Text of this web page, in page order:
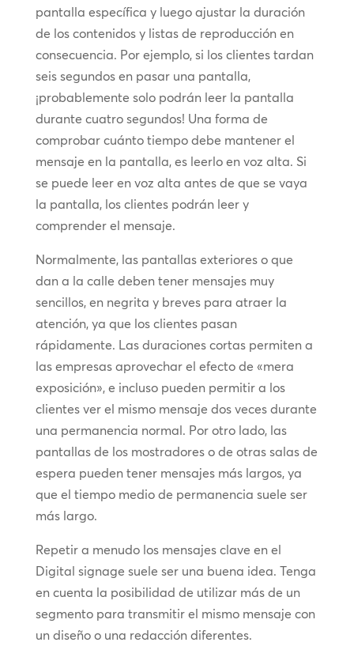
pantalla específica y luego ajustar la duración
de los contenidos y listas de reproducción en
consecuencia. Por ejemplo, si los clientes tardan
seis segundos en pasar una pantalla,
¡probablemente solo podrán leer la pantalla
durante cuatro segundos! Una forma de
comprobar cuánto tiempo debe mantener el
mensaje en la pantalla, es leerlo en voz alta. Si
se puede leer en voz alta antes de que se vaya
la pantalla, los clientes podrán leer y
comprender el mensaje.
Normalmente, las pantallas exteriores o que
dan a la calle deben tener mensajes muy
sencillos, en negrita y breves para atraer la
atención, ya que los clientes pasan
rápidamente. Las duraciones cortas permiten a
las empresas aprovechar el efecto de «mera
exposición», e incluso pueden permitir a los
clientes ver el mismo mensaje dos veces durante
una permanencia normal. Por otro lado, las
pantallas de los mostradores o de otras salas de
espera pueden tener mensajes más largos, ya
que el tiempo medio de permanencia suele ser
más largo.
Repetir a menudo los mensajes clave en el
Digital signage suele ser una buena idea. Tenga
en cuenta la posibilidad de utilizar más de un
segmento para transmitir el mismo mensaje con
un diseño o una redacción diferentes.